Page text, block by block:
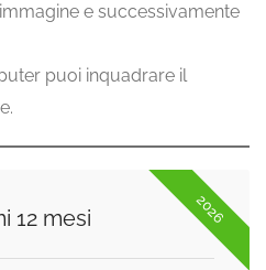
e successivamente
puoi inquadrare il
2026
12 mesi